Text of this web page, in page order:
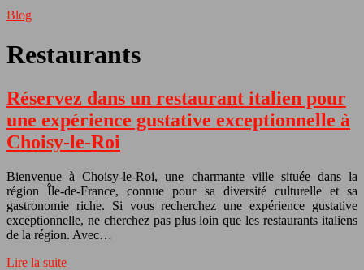
Blog
Restaurants
Réservez dans un restaurant italien pour
une expérience gustative exceptionnelle à
Choisy-le-Roi
Bienvenue à Choisy-le-Roi, une charmante ville située dans la
région Île-de-France, connue pour sa diversité culturelle et sa
gastronomie riche. Si vous recherchez une expérience gustative
exceptionnelle, ne cherchez pas plus loin que les restaurants italiens
de la région. Avec…
Lire la suite